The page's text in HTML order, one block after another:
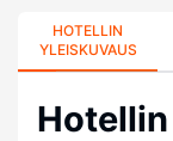
HOTELLIN
YLEISKUVAUS